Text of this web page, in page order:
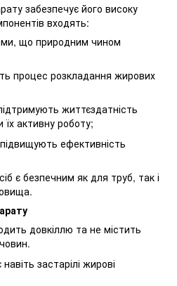
забезпечує його високу
входять:
що природним чином
процес розкладання жирових
життєздатність
їх активну роботу;
ефективність
є безпечним як для труб, так і
довкіллю та не містить
застарілі жирові